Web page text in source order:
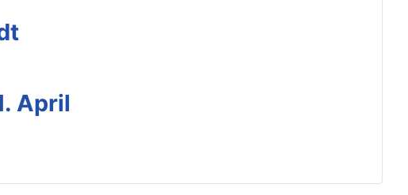
April